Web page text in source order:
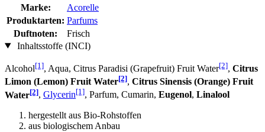
Marke:
Acorelle
Produktarten: Parfums
Duftnoten:
Frisch
Inhaltsstoffe (INCI)
Alcohol[1], Aqua, Citrus Paradisi (Grapefruit) Fruit Water[2], Citrus
Limon (Lemon) Fruit Water[2], Citrus Sinensis (Orange) Fruit
Water[2], Glycerin[1], Parfum, Cumarin, Eugenol, Linalool
hergestellt aus Bio-Rohstoffen
aus biologischem Anbau